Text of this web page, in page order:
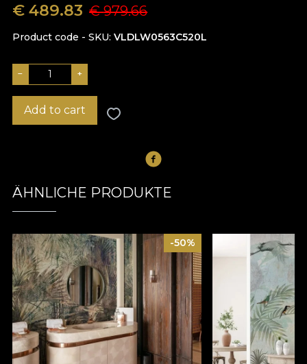
€ 489.83 €979.66
Product code - SKU VLDLW0563C520L
− +
Add to cart
ÄHNLICHE PRODUKTE
-50%